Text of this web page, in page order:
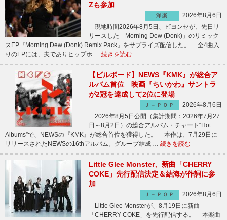
Zも参加
洋楽
2026年8月6日
現地時間2026年8月5日、ビヨンセが、先日リ
リースした「Morning Dew (Donk)」のリミック
スEP『Morning Dew (Donk) Remix Pack』をサプライズ配信した。 全4曲入
りのEPには、夫でありヒップホ … 続きを読む
【ビルボード】NEWS『KMK』が総合ア
ルバム首位 映画『ちいかわ』サントラ
が2冠を達成して2位に登場
Ｊ－ＰＯＰ
2026年8月6日
2026年8月5日公開（集計期間：2026年7月27
日～8月2日）の総合アルバム・チャート“Hot
Albums”で、NEWSの『KMK』が総合首位を獲得した。 本作は、7月29日に
リリースされたNEWSの16thアルバム。グループ結成 … 続きを読む
Little Glee Monster、新曲「CHERRY
COKE」先行配信決定＆結海が作詞に参
加
Ｊ－ＰＯＰ
2026年8月6日
Little Glee Monsterが、8月19日に新曲
「CHERRY COKE」を先行配信する。 本楽曲